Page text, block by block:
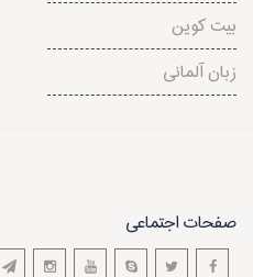
بیت کوین
زبان آلمانی
صفحات اجتماعی